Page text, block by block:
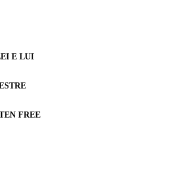
E LUI
FREE